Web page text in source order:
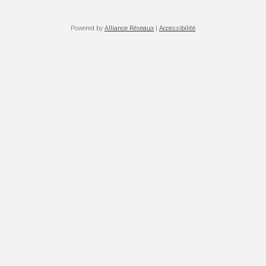
Powered by Alliance Réseaux | Accessibilité